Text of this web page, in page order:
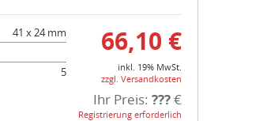
66,10 €
inkl. 19% MwSt.
zzgl. Versandkosten
Ihr Preis: ???€
Registrierung erforderlich
41 x 24 mm
5